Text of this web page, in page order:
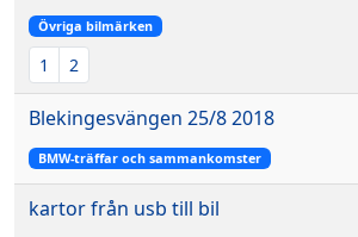
Övriga bilmärken
1 2
Blekingesvängen 25/8 2018
BMW-träffar och sammankomster
kartor från usb till bil